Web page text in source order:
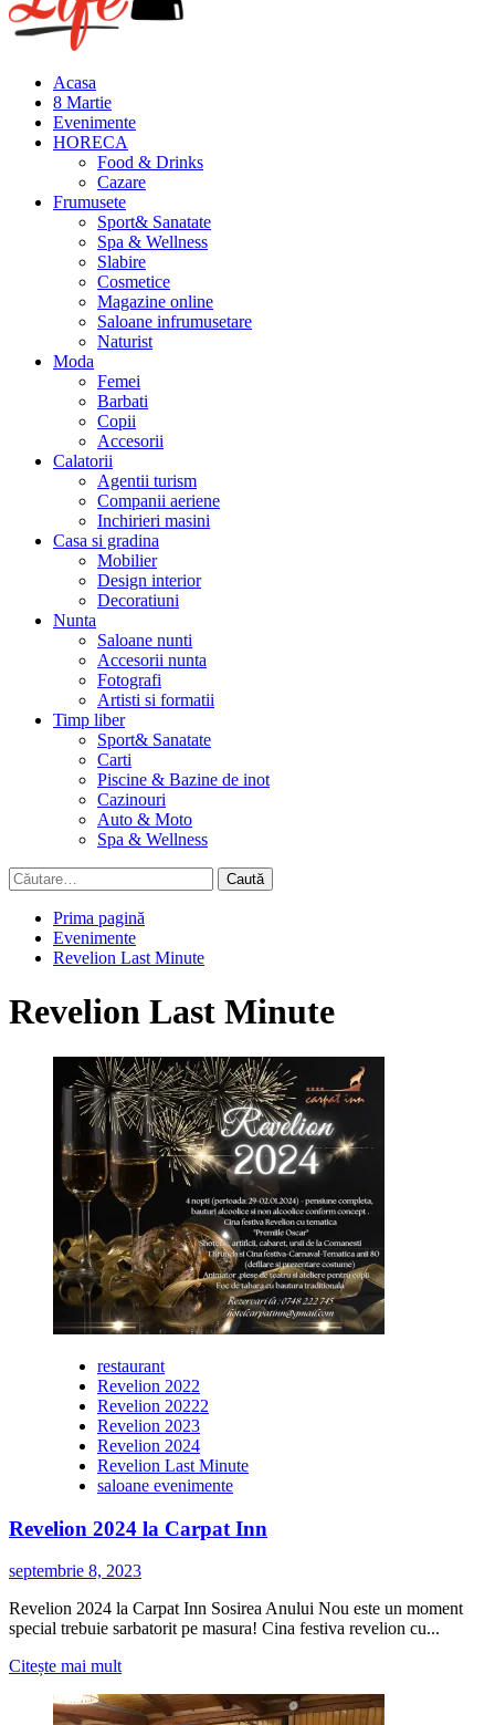
Acasa
8 Martie
Evenimente
HORECA
Food & Drinks
Cazare
Frumusete
Sport& Sanatate
Spa & Wellness
Slabire
Cosmetice
Magazine online
Saloane infrumusetare
Naturist
Moda
Femei
Barbati
Copii
Accesorii
Calatorii
Agentii turism
Companii aeriene
Inchirieri masini
Casa si gradina
Mobilier
Design interior
Decoratiuni
Nunta
Saloane nunti
Accesorii nunta
Fotografi
Artisti si formatii
Timp liber
Sport& Sanatate
Carti
Piscine & Bazine de inot
Cazinouri
Auto & Moto
Spa & Wellness
Caută
după:
Prima pagină
Evenimente
Revelion Last Minute
Revelion Last Minute
restaurant
Revelion 2022
Revelion 20222
Revelion 2023
Revelion 2024
Revelion Last Minute
saloane evenimente
Revelion 2024 la Carpat Inn
septembrie 8, 2023
Revelion 2024 la Carpat Inn Sosirea Anului Nou este un moment
special trebuie sarbatorit pe masura! Cina festiva revelion cu...
Citește mai multCitește
multe